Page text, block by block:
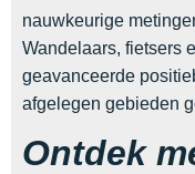
nauwkeurige
Wandelaars, fietsers
geavanceerde
afgelegen gebieden
Ontdek